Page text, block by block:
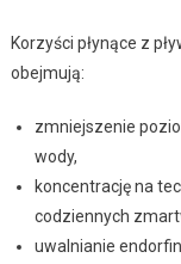
Korzyści płynące z
obejmują:
zmniejszenie
wody,
koncentrację na
codziennych
uwalnianie